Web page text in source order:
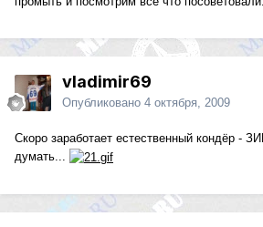
vladimir69
Опубликовано 4 октября, 2009
Скоро заработает естественный кондёр -
думать...